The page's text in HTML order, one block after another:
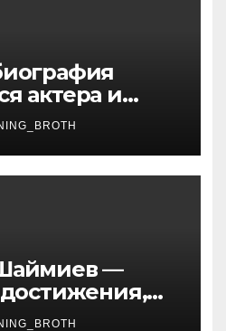
актера и
певца, чья
захватывает
—